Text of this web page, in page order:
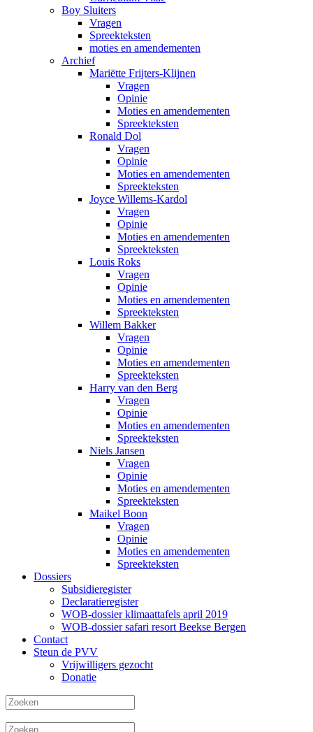
Boy Sluiters
Vragen
Spreekteksten
moties en amendementen
Archief
Mariëtte Frijters-Klijnen
Vragen
Opinie
Moties en amendementen
Spreekteksten
Ronald Dol
Vragen
Opinie
Moties en amendementen
Spreekteksten
Joyce Willems-Kardol
Vragen
Opinie
Moties en amendementen
Spreekteksten
Louis Roks
Vragen
Opinie
Moties en amendementen
Spreekteksten
Willem Bakker
Vragen
Opinie
Moties en amendementen
Spreekteksten
Harry van den Berg
Vragen
Opinie
Moties en amendementen
Spreekteksten
Niels Jansen
Vragen
Opinie
Moties en amendementen
Spreekteksten
Maikel Boon
Vragen
Opinie
Moties en amendementen
Spreekteksten
Dossiers
Subsidieregister
Declaratieregister
WOB-dossier klimaattafels april 2019
WOB-dossier safari resort Beekse Bergen
Contact
Steun de PVV
Vrijwilligers gezocht
Donatie